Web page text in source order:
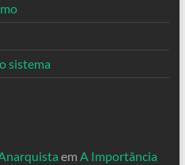
sistema
em A Importância